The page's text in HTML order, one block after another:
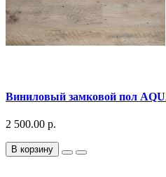
Виниловый замковой пол
2 500.00 р.
В корзину